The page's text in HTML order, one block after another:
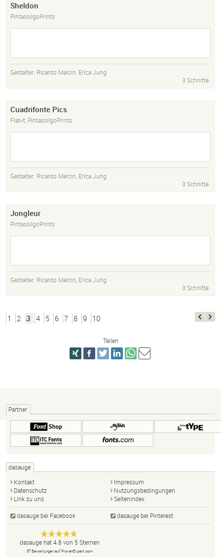
Sheldon
PintassilgoPrints
Gestalter: Ricardo Marcin, Erica Jung
3 Schnitte
Cuadrifonte Pics
Flat-it, PintassilgoPrints
Gestalter: Ricardo Marcin, Erica Jung
3 Schnitte
Jongleur
PintassilgoPrints
Gestalter: Ricardo Marcin, Erica Jung
3 Schnitte
1 2 3 4 5 6 7 8 9 10
Teilen
Partner
dasauge
Kontakt
Impressum
Datenschutz
Nutzungsbedingungen
Link zu uns
Seitenindex
dasauge bei Facebook dasauge bei Pinterest
dasauge
Designer,
Fotografen,
Anonym
dasaugehat4.8 von 5 Sternen
37Bewertungen auf ProvenExpert.com